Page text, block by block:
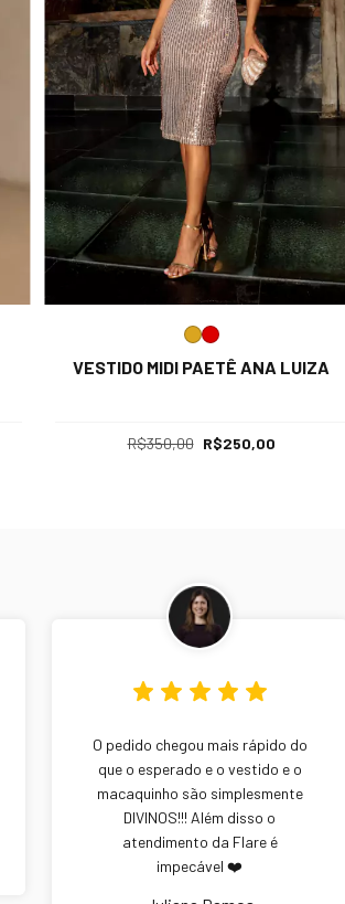
VESTIDO MIDI PAETÊ ANA LUIZA
R$350,00 R$250,00
O pedido chegou mais rápido do
que o esperado e o vestido e o
macaquinho são simplesmente
DIVINOS!!! Além disso o
atendimento da Flare é
impecável ❤️